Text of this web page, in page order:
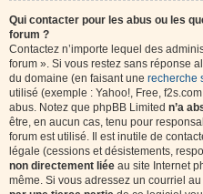
Qui contacter pour les abus ou les
forum ?
Contactez n’importe lequel des
forum ». Si vous restez sans réponse
du domaine (en faisant une recherche
utilisé (exemple : Yahoo!, Free,
abus. Notez que phpBB Limited n’a
être, en aucun cas, tenu pour
forum est utilisé. Il est inutile de
légale (cessions et désistements,
non directement liée au site Internet
même. Si vous adressez un courriel